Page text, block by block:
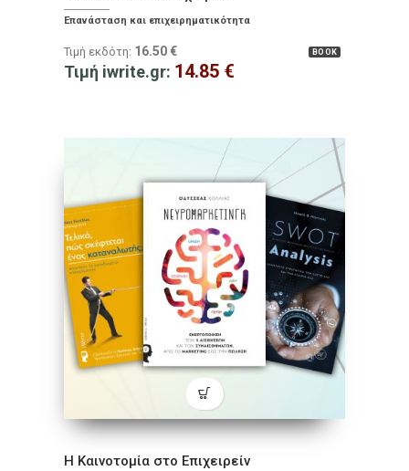
Επανάσταση και επιχειρηματικότητα
BOOK
Τιμή εκδότη: 16.50 €
Τιμή iwrite.gr: 14.85 €
Η Καινοτομία στο Επιχειρείν